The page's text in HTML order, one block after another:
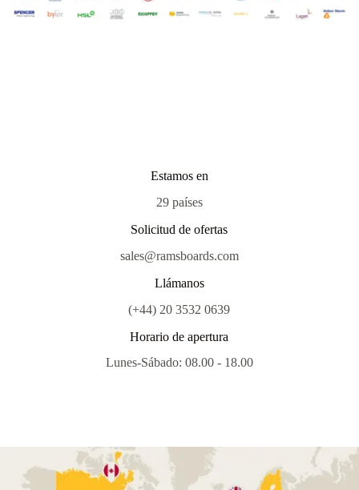
Estamos en
29 países
Solicitud de ofertas
sales@ramsboards.com
Llámanos
(+44) 20 3532 0639
Horario de apertura
Lunes-Sábado: 08.00 - 18.00